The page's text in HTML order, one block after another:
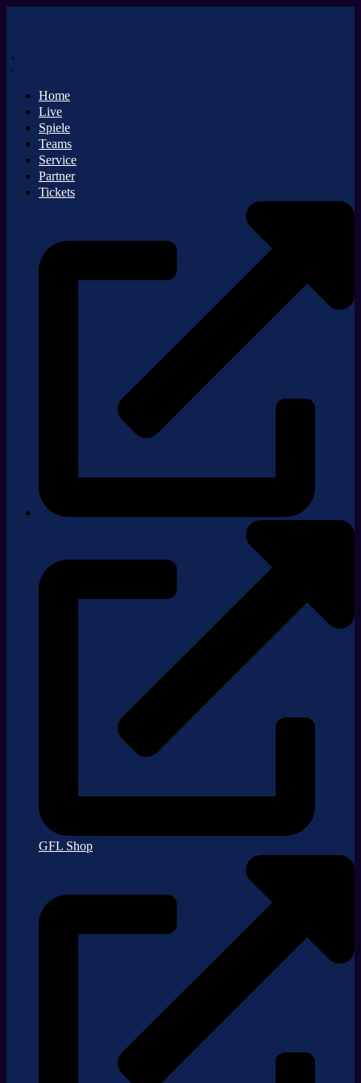
Home
Live
Spiele
Teams
Service
Partner
Tickets
GFL Shop